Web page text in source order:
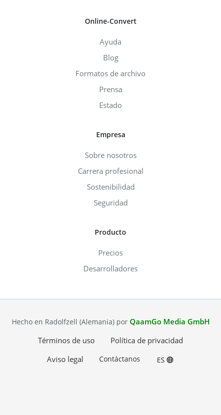
Online-Convert
Ayuda
Blog
Formatos de archivo
Prensa
Estado
Empresa
Sobre nosotros
Carrera profesional
Sostenibilidad
Seguridad
Producto
Precios
Desarrolladores
Hecho en Radolfzell (Alemania) por QaamGo Media GmbH
Términos de uso
Política de privacidad
Aviso legal
Contáctanos ES